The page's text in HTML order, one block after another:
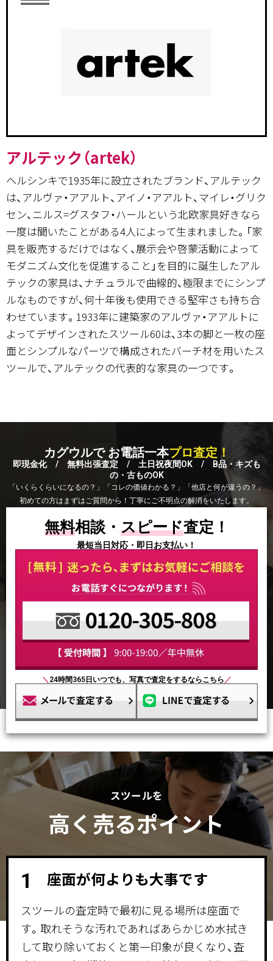
アルテック（artek）
ヘルシンキで1935年に設立されたブランド、アルテック
は、アルヴァ・アアルト、アイノ・アアルト、マイレ・グリク
セン、ニルス=グスタフ・ハールという北欧家具好きなら
一度は聞いたことがある4人によって生まれました。「家
具を販売するだけではなく、展示会や啓蒙活動によって
モダニズム文化を促進すること」を目的に誕生したアル
テックの家具は、ナチュラルで曲線的、極限までにシンプ
ルなものですが、何十年後も使用できる堅牢さも持ち合
わせています。1933年に建築家のアルヴァ・アアルトに
よってデザインされたスツール60は、3本の脚と一枚の座
面とシンプルなパーツで構成されたバーチ材を用いたス
ツールで、アルテックの代表的な家具の一つです。
カグウルで お電話一本プロ査定！
即現金化 / 無料出張査定 / 土日祝夜間OK / B品・キズも
の・古ものOK
「いくらくらいになるの？」「コレの価値わかる？」「他店と何が違うの？」
初めての方はまずはご質問から！丁寧にご不明点の解消をいたします。
無料相談・ スピード査定！
最短当日対応・即日お支払い！
＼ 24時間365日いつでも、写真で査定をするならこちら ／
スツールを
高く売るポイント
1 座面が何よりも大事です
スツールの査定時で最初に見る場所は座面で
す。取れそうな汚れであればあらかじめ水拭き
して取り除いておくと第一印象が良くなり、査